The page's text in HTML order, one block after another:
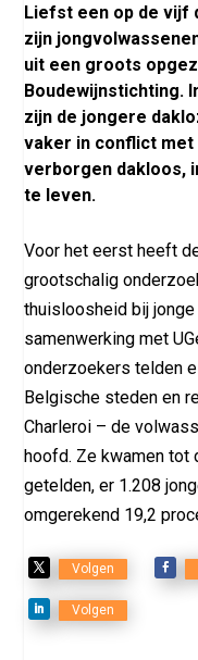
Liefst een op de vijf
zijn
uit een groots
Boudewijnstichting.
zijn de jongere
vaker in conflict met
verborgen dakloos,
te leven.
Voor het eerst heeft
grootschalig
thuisloosheid bij
samenwerking met
onderzoekers telden
Belgische steden en
Charleroi – de
hoofd. Ze kwamen tot
getelden, er 1.208
omgerekend 19,2
Volgen
Volgen